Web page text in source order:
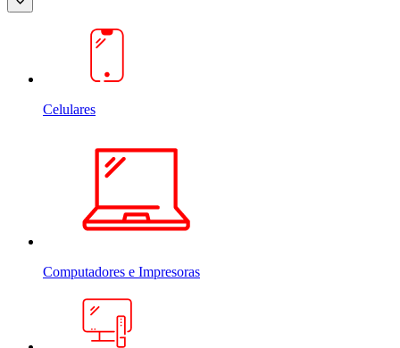
Celulares
Computadores e Impresoras